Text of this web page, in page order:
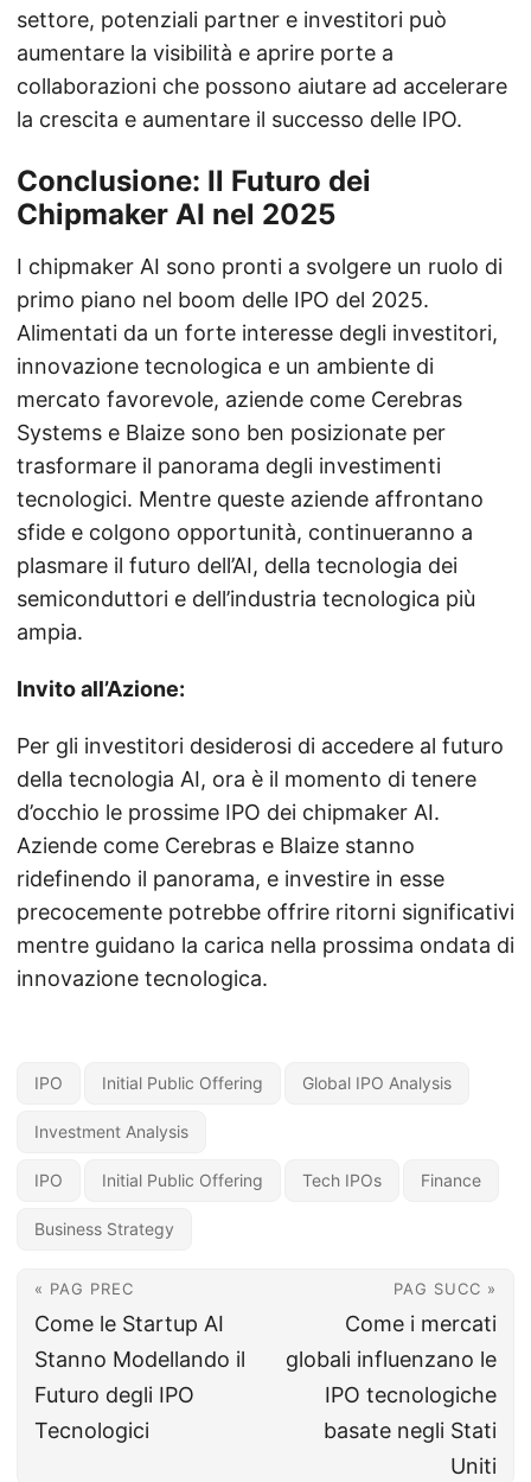
settore, potenziali partner e investitori può
aumentare la visibilità e aprire porte a
collaborazioni che possono aiutare ad accelerare
la crescita e aumentare il successo delle IPO.
Conclusione: Il Futuro dei
Chipmaker AI nel 2025
I chipmaker AI sono pronti a svolgere un ruolo di
primo piano nel boom delle IPO del 2025.
Alimentati da un forte interesse degli investitori,
innovazione tecnologica e un ambiente di
mercato favorevole, aziende come Cerebras
Systems e Blaize sono ben posizionate per
trasformare il panorama degli investimenti
tecnologici. Mentre queste aziende affrontano
sfide e colgono opportunità, continueranno a
plasmare il futuro dell’AI, della tecnologia dei
semiconduttori e dell’industria tecnologica più
ampia.
Invito all’Azione:
Per gli investitori desiderosi di accedere al futuro
della tecnologia AI, ora è il momento di tenere
d’occhio le prossime IPO dei chipmaker AI.
Aziende come Cerebras e Blaize stanno
ridefinendo il panorama, e investire in esse
precocemente potrebbe offrire ritorni significativi
mentre guidano la carica nella prossima ondata di
innovazione tecnologica.
IPO Initial Public Offering Global IPO Analysis
Investment Analysis
IPO Initial Public Offering Tech IPOs Finance
Business Strategy
« PAG PREC
Come le Startup AI
Stanno Modellando il
Futuro degli IPO
Tecnologici
PAG SUCC »
Come i mercati
globali influenzano le
IPO tecnologiche
basate negli Stati
Uniti